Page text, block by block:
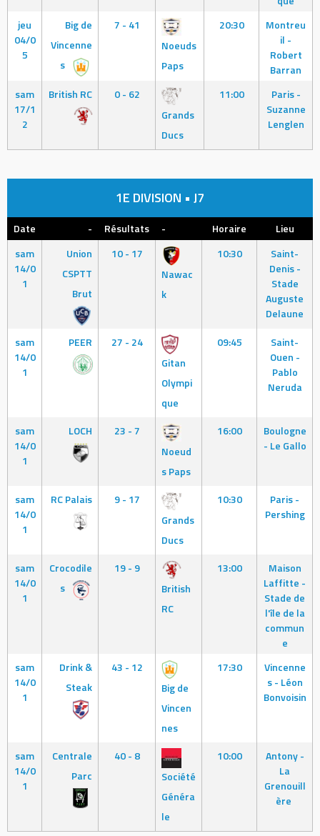
jeu
04/0
5
Big de
Vincenne
s
7 - 41
Noeuds
Paps
20:30
Montreu
il -
Robert
Barran
sam
17/1
2
British RC
0 - 62
Grands
Ducs
11:00
Paris -
Suzanne
Lenglen
1E DIVISION • J7
Date - Résultats - Horaire
Lieu
sam
14/0
1
Union
CSPTT
Brut
10 - 17
Nawac
k
10:30
Saint-
Denis -
Stade
Auguste
Delaune
sam
14/0
1
PEER
27 - 24
Gitan
Olympi
que
09:45
Saint-
Ouen -
Pablo
Neruda
sam
14/0
1
LOCH
23 - 7
Noeud
s Paps
16:00
Boulogne
- Le Gallo
sam
14/0
1
RC Palais
9 - 17
Grands
Ducs
10:30
Paris -
Pershing
sam
14/0
1
Crocodile
s
19 - 9
British
RC
13:00
Maison
Laffitte -
Stade de
l'île de la
commun
e
sam
14/0
1
Drink &
Steak
43 - 12
Big de
Vincen
nes
17:30
Vincenne
s - Léon
Bonvoisin
sam
14/0
1
Centrale
Parc
40 - 8
Société
Généra
le
10:00
Antony -
La
Grenouill
ère